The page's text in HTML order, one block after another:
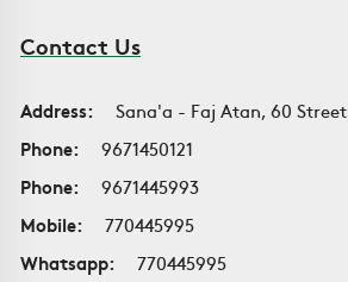
Contact Us
Address:
Sana'a - Faj Atan, 60 Street
Phone:
9671450121
Phone:
9671445993
Mobile:
770445995
Whatsapp:
770445995